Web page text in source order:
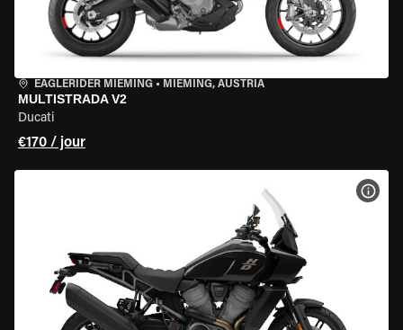
EAGLERIDER MIEMING • MIEMING, AUSTRIA
MULTISTRADA V2
Ducati
€170 / jour